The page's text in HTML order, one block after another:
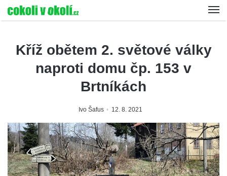
Kříž obětem 2. světové války
naproti domu čp. 153 v
Brtníkách
Ivo Šafus 12. 8. 2021